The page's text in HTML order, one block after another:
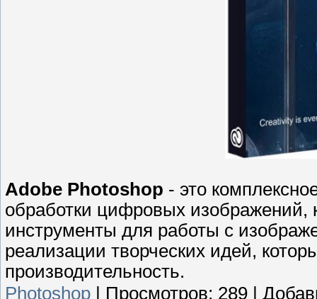
Adobe Photoshop - это
обработки цифровых
инструменты для работы с
реализации творческих идей,
производительность.
Photoshop | Просмотров: 289 |